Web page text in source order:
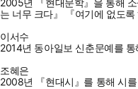
2005년 『현대문학』을 통해
는 너무 크다』 『여기에 없도
이서수
2014년 동아일보 신춘문예를
조혜은
2008년 『현대시』를 통해 시